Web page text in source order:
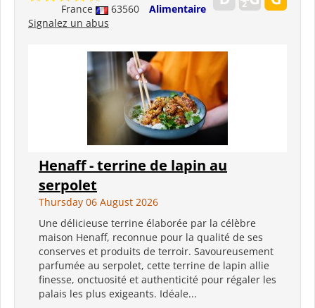
France 63560
Alimentaire
Signalez un abus
Henaff - terrine de lapin au
serpolet
Thursday 06 August 2026
Une délicieuse terrine élaborée par la célèbre
maison Henaff, reconnue pour la qualité de ses
conserves et produits de terroir. Savoureusement
parfumée au serpolet, cette terrine de lapin allie
finesse, onctuosité et authenticité pour régaler les
palais les plus exigeants. Idéale...